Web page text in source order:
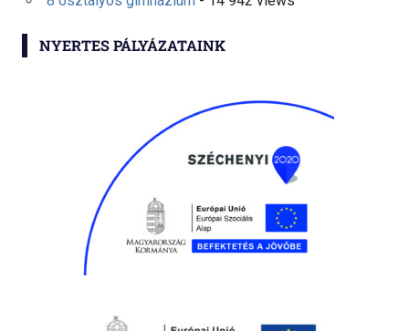
NYERTES PÁLYÁZATAINK